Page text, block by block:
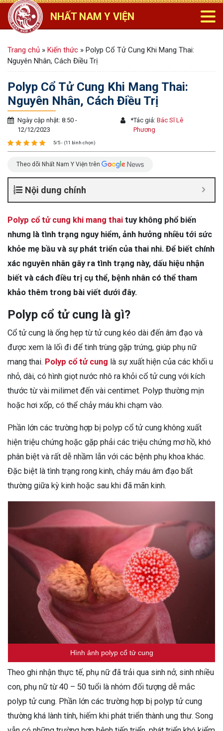
NHẤT NAM Y VIỆN
Trang chủ » Kiến thức » Polyp Cổ Tử Cung Khi Mang Thai:
Nguyên Nhân, Cách Điều Trị
Polyp Cổ Tử Cung Khi Mang Thai:
Nguyên Nhân, Cách Điều Trị
Ngày cập nhật: 8:50 -
12/12/2023
*Tác giả:Bác Sĩ Lê
Phương
5/5 - (11 bình chọn)
Theo dõi Nhất Nam Y Viện trên
Nội dung chính
Polyp cổ tử cung khi mang thai tuy không phổ biến
nhưng là tình trạng nguy hiểm, ảnh hưởng nhiều tới sức
khỏe mẹ bầu và sự phát triển của thai nhi. Để biết chính
xác nguyên nhân gây ra tình trạng này, dấu hiệu nhận
biết và cách điều trị cụ thể, bệnh nhân có thể tham
khảo thêm trong bài viết dưới đây.
Polyp cổ tử cung là gì?
Cổ tử cung là ống hẹp từ tử cung kéo dài đến âm đạo và
được xem là lối đi để tinh trùng gặp trứng, giúp phụ nữ
mang thai. Polyp cổ tử cung là sự xuất hiện của các khối u
nhỏ, dài, có hình giọt nước nhô ra khỏi cổ tử cung với kích
thước từ vài milimet đến vài centimet. Polyp thường mịn
hoặc hơi xốp, có thể chảy máu khi chạm vào.
Phần lớn các trường hợp bị polyp cổ tử cung không xuất
hiện triệu chứng hoặc gặp phải các triệu chứng mơ hồ, khó
phân biệt và rất dễ nhầm lẫn với các bệnh phụ khoa khác.
Đặc biệt là tình trạng rong kinh, chảy máu âm đạo bất
thường giữa kỳ kinh hoặc sau khi đã mãn kinh.
Hình ảnh polyp cổ tử cung
Theo ghi nhận thực tế, phụ nữ đã trải qua sinh nở, sinh nhiều
con, phụ nữ từ 40 – 50 tuổi là nhóm đối tượng dễ mắc
polyp tử cung. Phần lớn các trường hợp bị polyp tử cung
thường khá lành tính, hiếm khi phát triển thành ung thư. Song